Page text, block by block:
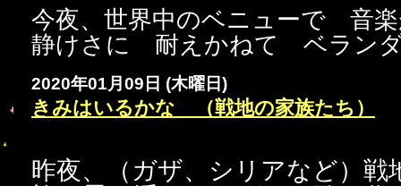
今夜、世界中のベニューで 音
静けさに 耐えかねて ベラン
2020年01月09日 (木曜日)
きみはいるかな （戦地の家族たち）
昨夜、（ガザ、シリアなど）戦